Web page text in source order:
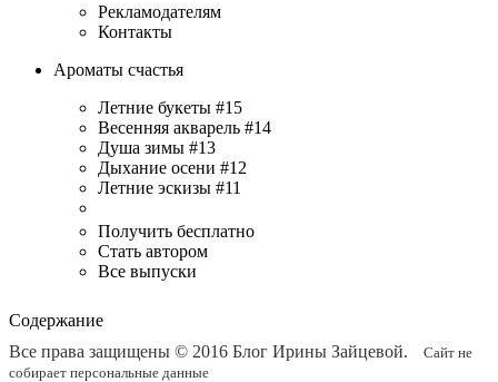
Рекламодателям
Контакты
Ароматы счастья
Летние букеты #15
Весенняя акварель #14
Душа зимы #13
Дыхание осени #12
Летние эскизы #11
Получить бесплатно
Стать автором
Все выпуски
Содержание
Все права защищены © 2016 Блог Ирины Зайцевой.
Сайт не
собирает персональные данные